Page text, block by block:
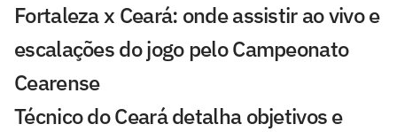
Fortaleza x Ceará: onde assistir ao vivo e
escalações do jogo pelo Campeonato
Cearense
Técnico do Ceará detalha objetivos e